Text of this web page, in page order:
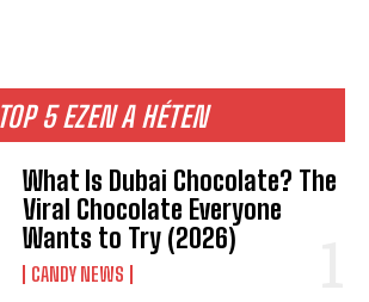
TOP 5 EZEN A HÉTEN
What Is Dubai Chocolate? The
Viral Chocolate Everyone
Wants to Try (2026)
CANDY NEWS